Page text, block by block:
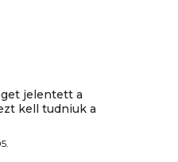
jelentett a
kell tudniuk a